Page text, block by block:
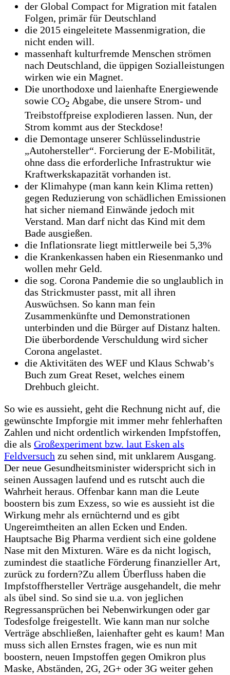
der Global Compact for Migration mit fatalen
Folgen, primär für Deutschland
die 2015 eingeleitete Massenmigration, die
nicht enden will.
massenhaft kulturfremde Menschen strömen
nach Deutschland, die üppigen Sozialleistungen
wirken wie ein Magnet.
Die unorthodoxe und laienhafte Energiewende
sowie CO2 Abgabe, die unsere Strom- und
Treibstoffpreise explodieren lassen. Nun, der
Strom kommt aus der Steckdose!
die Demontage unserer Schlüsselindustrie
„Autohersteller“. Forcierung der E-Mobilität,
ohne dass die erforderliche Infrastruktur wie
Kraftwerkskapazität vorhanden ist.
der Klimahype (man kann kein Klima retten)
gegen Reduzierung von schädlichen Emissionen
hat sicher niemand Einwände jedoch mit
Verstand. Man darf nicht das Kind mit dem
Bade ausgießen.
die Inflationsrate liegt mittlerweile bei 5,3%
die Krankenkassen haben ein Riesenmanko und
wollen mehr Geld.
die sog. Corona Pandemie die so unglaublich in
das Strickmuster passt, mit all ihren
Auswüchsen. So kann man fein
Zusammenkünfte und Demonstrationen
unterbinden und die Bürger auf Distanz halten.
Die überbordende Verschuldung wird sicher
Corona angelastet.
die Aktivitäten des WEF und Klaus Schwab’s
Buch zum Great Reset, welches einem
Drehbuch gleicht.
So wie es aussieht, geht die Rechnung nicht auf, die
gewünschte Impforgie mit immer mehr fehlerhaften
Zahlen und nicht ordentlich wirkenden Impfstoffen,
die als Großexperiment bzw. laut Esken als
Feldversuch zu sehen sind, mit unklarem Ausgang.
Der neue Gesundheitsminister widerspricht sich in
seinen Aussagen laufend und es rutscht auch die
Wahrheit heraus. Offenbar kann man die Leute
boostern bis zum Exzess, so wie es aussieht ist die
Wirkung mehr als ernüchternd und es gibt
Ungereimtheiten an allen Ecken und Enden.
Hauptsache Big Pharma verdient sich eine goldene
Nase mit den Mixturen. Wäre es da nicht logisch,
zumindest die staatliche Förderung finanzieller Art,
zurück zu fordern?Zu allem Überfluss haben die
Impfstoffhersteller Verträge ausgehandelt, die mehr
als übel sind. So sind sie u.a. von jeglichen
Regressansprüchen bei Nebenwirkungen oder gar
Todesfolge freigestellt. Wie kann man nur solche
Verträge abschließen, laienhafter geht es kaum! Man
muss sich allen Ernstes fragen, wie es nun mit
boostern, neuen Impstoffen gegen Omikron plus
Maske, Abständen, 2G, 2G+ oder 3G weiter gehen